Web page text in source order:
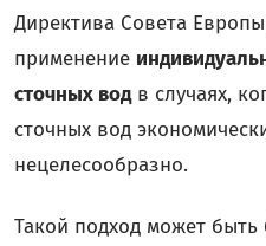
Директива Совета Европы
применение
сточных водв случаях,
сточных вод
нецелесообразно.
Такой подход может